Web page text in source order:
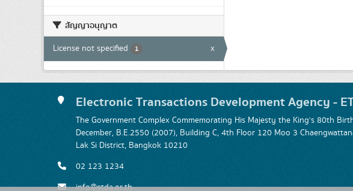
สัญญาอนุญาต
License not specified 1 x
Electronic Transactions Development Agency -
The Government Complex Commemorating His Majesty the King's 80th
December, B.E.2550 (2007), Building C, 4th Floor 120 Moo 3
Lak Si District, Bangkok 10210
02 123 1234
info@etda.or.th